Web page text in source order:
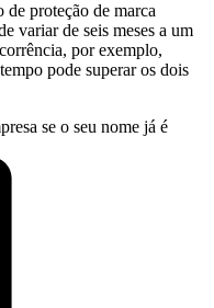
de proteção de marca
variar de seis meses a um
por exemplo,
pode superar os dois
se o seu nome já é